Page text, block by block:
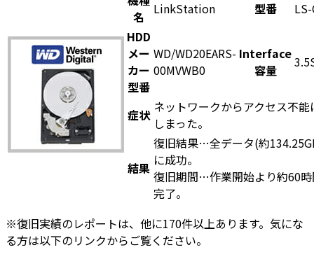
名
LinkStation 型番
HDD
メー
カー
型番
WD/WD20EARS-
00MVWB0
Interface
容量
症状 ネットワークからアクセス不能
しまった。
結果
復旧結果…全データ(約
に成功。
復旧期間…作業開始より約60
完了。
※復旧実績のレポートは、他に170件以上あります。気にな
る方は以下のリンクからご覧ください。